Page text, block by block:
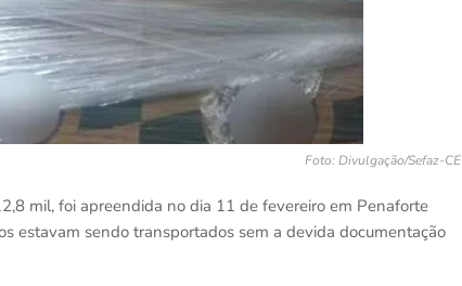
Foto: Divulgação/Sefaz-CE
mil, foi apreendida no dia 11 de fevereiro em Penaforte
estavam sendo transportados sem a devida documentação